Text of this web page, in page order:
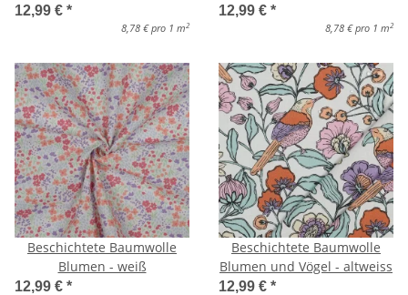
12,99 € *
8,78 € pro 1 m 2
12,99 € *
8,78 € pro 1 m 2
Beschichtete Baumwolle
Blumen - weiß
12,99 € *
Beschichtete Baumwolle
Blumen und Vögel - altweiss
12,99 € *